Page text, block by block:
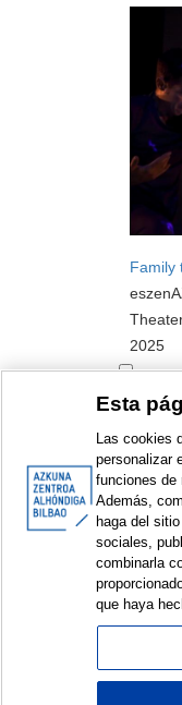
Family
2025
<
© Azkuna Zentroa -
Esta
Las cookies
personalizar
funciones de
Además,
haga del
sociales,
combinarla
que haya